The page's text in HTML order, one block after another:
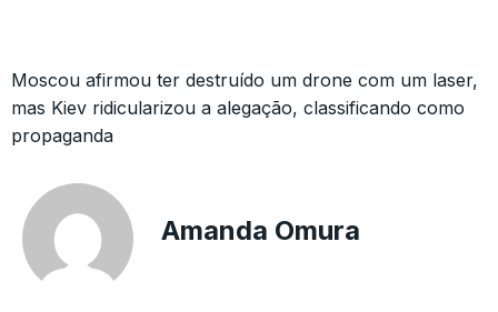
Moscou afirmou ter destruído um drone com um laser,
mas Kiev ridicularizou a alegação, classificando como
propaganda
Amanda Omura